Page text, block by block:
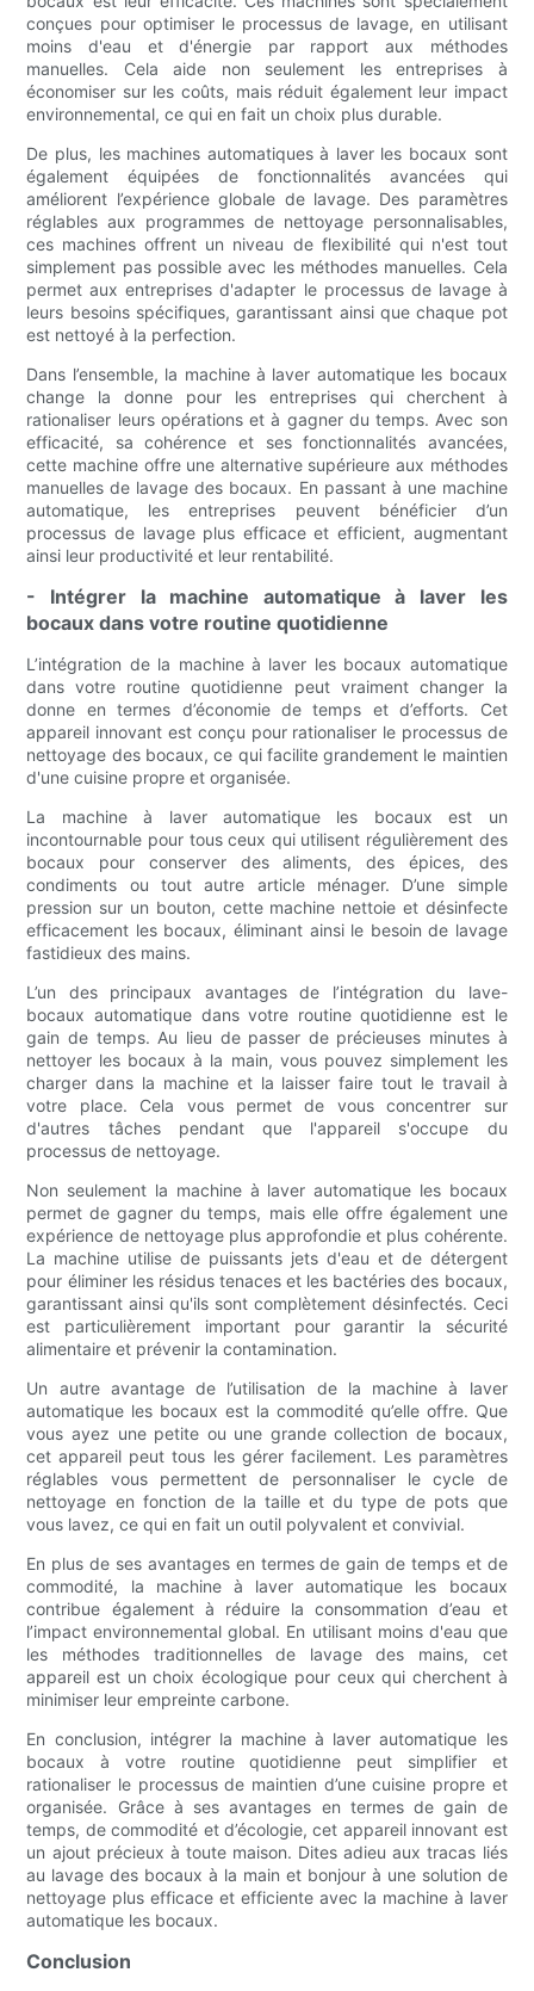
conçues pour optimiser le processus de lavage, en utilisant
moins d'eau et d'énergie par rapport aux méthodes
manuelles. Cela aide non seulement les entreprises à
économiser sur les coûts, mais réduit également leur impact
environnemental, ce qui en fait un choix plus durable.
De plus, les machines automatiques à laver les bocaux sont
également équipées de fonctionnalités avancées qui
améliorent l’expérience globale de lavage. Des paramètres
réglables aux programmes de nettoyage personnalisables,
ces machines offrent un niveau de flexibilité qui n'est tout
simplement pas possible avec les méthodes manuelles. Cela
permet aux entreprises d'adapter le processus de lavage à
leurs besoins spécifiques, garantissant ainsi que chaque pot
est nettoyé à la perfection.
Dans l’ensemble, la machine à laver automatique les bocaux
change la donne pour les entreprises qui cherchent à
rationaliser leurs opérations et à gagner du temps. Avec son
efficacité, sa cohérence et ses fonctionnalités avancées,
cette machine offre une alternative supérieure aux méthodes
manuelles de lavage des bocaux. En passant à une machine
automatique, les entreprises peuvent bénéficier d’un
processus de lavage plus efficace et efficient, augmentant
ainsi leur productivité et leur rentabilité.
- Intégrer la machine automatique à laver les
bocaux dans votre routine quotidienne
L’intégration de la machine à laver les bocaux automatique
dans votre routine quotidienne peut vraiment changer la
donne en termes d’économie de temps et d’efforts. Cet
appareil innovant est conçu pour rationaliser le processus de
nettoyage des bocaux, ce qui facilite grandement le maintien
d'une cuisine propre et organisée.
La machine à laver automatique les bocaux est un
incontournable pour tous ceux qui utilisent régulièrement des
bocaux pour conserver des aliments, des épices, des
condiments ou tout autre article ménager. D’une simple
pression sur un bouton, cette machine nettoie et désinfecte
efficacement les bocaux, éliminant ainsi le besoin de lavage
fastidieux des mains.
L’un des principaux avantages de l’intégration du lave-
bocaux automatique dans votre routine quotidienne est le
gain de temps. Au lieu de passer de précieuses minutes à
nettoyer les bocaux à la main, vous pouvez simplement les
charger dans la machine et la laisser faire tout le travail à
votre place. Cela vous permet de vous concentrer sur
d'autres tâches pendant que l'appareil s'occupe du
processus de nettoyage.
Non seulement la machine à laver automatique les bocaux
permet de gagner du temps, mais elle offre également une
expérience de nettoyage plus approfondie et plus cohérente.
La machine utilise de puissants jets d'eau et de détergent
pour éliminer les résidus tenaces et les bactéries des bocaux,
garantissant ainsi qu'ils sont complètement désinfectés. Ceci
est particulièrement important pour garantir la sécurité
alimentaire et prévenir la contamination.
Un autre avantage de l’utilisation de la machine à laver
automatique les bocaux est la commodité qu’elle offre. Que
vous ayez une petite ou une grande collection de bocaux,
cet appareil peut tous les gérer facilement. Les paramètres
réglables vous permettent de personnaliser le cycle de
nettoyage en fonction de la taille et du type de pots que
vous lavez, ce qui en fait un outil polyvalent et convivial.
En plus de ses avantages en termes de gain de temps et de
commodité, la machine à laver automatique les bocaux
contribue également à réduire la consommation d’eau et
l’impact environnemental global. En utilisant moins d'eau que
les méthodes traditionnelles de lavage des mains, cet
appareil est un choix écologique pour ceux qui cherchent à
minimiser leur empreinte carbone.
En conclusion, intégrer la machine à laver automatique les
bocaux à votre routine quotidienne peut simplifier et
rationaliser le processus de maintien d’une cuisine propre et
organisée. Grâce à ses avantages en termes de gain de
temps, de commodité et d’écologie, cet appareil innovant est
un ajout précieux à toute maison. Dites adieu aux tracas liés
au lavage des bocaux à la main et bonjour à une solution de
nettoyage plus efficace et efficiente avec la machine à laver
automatique les bocaux.
Conclusion